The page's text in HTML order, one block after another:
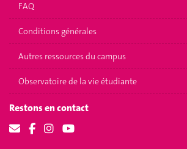
FAQ
Conditions générales
Autres ressources du campus
Observatoire de la vie étudiante
Restons en contact